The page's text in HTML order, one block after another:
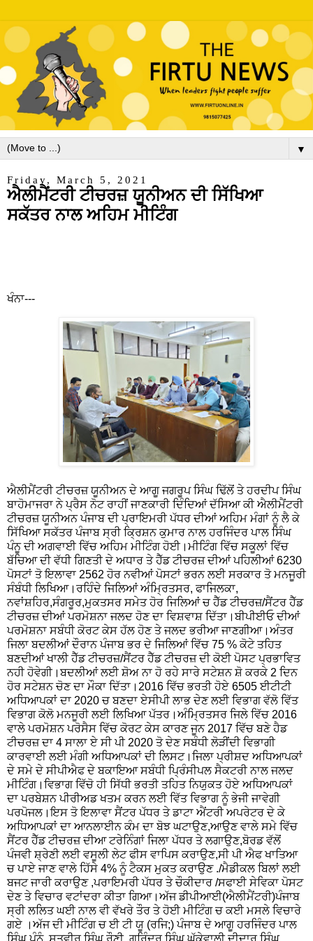
▼
Friday, March 5, 2021
ਐਲੀਮੈਂਟਰੀ ਟੀਚਰਜ਼ ਯੂਨੀਅਨ ਦੀ ਸਿੱਖਿਆ
ਸਕੱਤਰ ਨਾਲ ਅਹਿਮ ਮੀਟਿੰਗ
ਖੰਨਾ---
ਐਲੀਮੈਂਟਰੀ ਟੀਚਰਜ਼ ਯੂਨੀਅਨ ਦੇ ਆਗੂ ਜਗਰੂਪ ਸਿੰਘ ਢਿੱਲੋਂ ਤੇ ਹਰਦੀਪ ਸਿੰਘ
ਬਾਹੋਮਾਜਰਾ ਨੇ ਪ੍ਰੈਸ ਨੋਟ ਰਾਹੀਂ ਜਾਣਕਾਰੀ ਦਿੰਦਿਆਂ ਦੱਸਿਆ ਕੀ ਐਲੀਮੈਂਟਰੀ
ਟੀਚਰਜ਼ ਯੂਨੀਅਨ ਪੰਜਾਬ ਦੀ ਪ੍ਰਾਇਮਰੀ ਪੱਧਰ ਦੀਆਂ ਅਹਿਮ ਮੰਗਾਂ ਨੂੰ ਲੈ ਕੇ
ਸਿੱਖਿਆ ਸਕੱਤਰ ਪੰਜਾਬ ਸ੍ਰੀ ਕ੍ਰਿਸ਼ਨ ਕੁਮਾਰ ਨਾਲ ਹਰਜਿੰਦਰ ਪਾਲ ਸਿੰਘ
ਪੰਨੂ ਦੀ ਅਗਵਾਈ ਵਿੱਚ ਅਹਿਮ ਮੀਟਿੰਗ ਹੋਈ।ਮੀਟਿੰਗ ਵਿੱਚ ਸਕੂਲਾਂ ਵਿੱਚ
ਬੱਚਿਆ ਦੀ ਵੱਧੀ ਗਿਣਤੀ ਦੇ ਅਧਾਰ ਤੇ ਹੈੱਡ ਟੀਚਰਜ਼ ਦੀਆਂ ਪਹਿਲੀਆਂ 6230
ਪੋਸਟਾਂ ਤੋ ਇਲਾਵਾ 2562 ਹੋਰ ਨਵੀਆਂ ਪੋਸਟਾਂ ਭਰਨ ਲਈ ਸਰਕਾਰ ਤੋ ਮਨਜੂਰੀ
ਸੰਬੰਧੀ ਲਿਖਿਆ।ਰਹਿੰਦੇ ਜਿਲਿਆਂ ਅੰਮ੍ਰਿਤਸਰ, ਫਾਜਿਲਕਾ,
ਨਵਾਂਸ਼ਹਿਰ,ਸੰਗਰੂਰ,ਮੁਕਤਸਰ ਸਮੇਤ ਹੋਰ ਜਿਲਿਆਂ ਚ ਹੈੱਡ ਟੀਚਰਜ਼/ਸੈਂਟਰ ਹੈੱਡ
ਟੀਚਰਜ਼ ਦੀਆਂ ਪਰਮੋਸ਼ਨਾ ਜਲਦ ਹੋਣ ਦਾ ਵਿਸ਼ਵਾਸ਼ ਦਿੱਤਾ।ਬੀਪੀਈਓ ਦੀਆਂ
ਪਰਮੋਸ਼ਨਾ ਸਬੰਧੀ ਕੋਰਟ ਕੇਸ ਹੱਲ ਹੋਣ ਤੇ ਜਲਦ ਭਰੀਆ ਜਾਣਗੀਆ।ਅੰਤਰ
ਜਿਲਾ ਬਦਲੀਆਂ ਦੌਰਾਨ ਪੰਜਾਬ ਭਰ ਦੇ ਜਿਲਿਆਂ ਵਿੱਚ 75 % ਕੋਟੇ ਤਹਿਤ
ਬਣਦੀਆਂ ਖਾਲੀ ਹੈੱਡ ਟੀਚਰਜ਼/ਸੈਂਟਰ ਹੈੱਡ ਟੀਚਰਜ਼ ਦੀ ਕੋਈ ਪੋਸਟ ਪ੍ਰਭਾਵਿਤ
ਨਹੀ ਹੋਵੇਗੀ।ਬਦਲੀਆਂ ਲਈ ਸ਼ੋਅ ਨਾ ਹੋ ਰਹੇ ਸਾਰੇ ਸਟੇਸ਼ਨ ਸ਼ੋ ਕਰਕੇ 2 ਦਿਨ
ਹੋਰ ਸਟੇਸ਼ਨ ਚੋਣ ਦਾ ਮੌਕਾ ਦਿੱਤਾ।2016 ਵਿੱਚ ਭਰਤੀ ਹੋਏ 6505 ਈਟੀਟੀ
ਅਧਿਆਪਕਾਂ ਦਾ 2020 ਚ ਬਣਦਾ ਏਸੀਪੀ ਲਾਭ ਦੇਣ ਲਈ ਵਿਭਾਗ ਵੱਲੋ ਵਿੱਤ
ਵਿਭਾਗ ਕੋਲੋ ਮਨਜੂਰੀ ਲਈ ਲਿਖਿਆ ਪੱਤਰ।ਅੰਮ੍ਰਿਤਸਰ ਜਿਲੇ ਵਿੱਚ 2016
ਵਾਲੇ ਪਰਮੋਸ਼ਨ ਪਰੋਸੈਸ ਵਿੱਚ ਕੋਰਟ ਕੇਸ ਕਾਰਣ ਜੂਨ 2017 ਵਿੱਚ ਬਣੇ ਹੈਡ
ਟੀਚਰਜ਼ ਦਾ 4 ਸਾਲਾ ਏ ਸੀ ਪੀ 2020 ਤੋ ਦੇਣ ਸਬੰਧੀ ਲੋੜੀਂਦੀ ਵਿਭਾਗੀ
ਕਾਰਵਾਈ ਲਈ ਮੰਗੀ ਅਧਿਆਪਕਾਂ ਦੀ ਲਿਸਟ।ਜਿਲਾ ਪ੍ਰੀਸ਼ਦ ਅਧਿਆਪਕਾਂ
ਦੇ ਸਮੇ ਦੇ ਸੀਪੀਐਫ ਦੇ ਬਕਾਇਆ ਸਬੰਧੀ ਪ੍ਰਿੰਸੀਪਲ ਸੈਕਟਰੀ ਨਾਲ ਜਲਦ
ਮੀਟਿੰਗ।ਵਿਭਾਗ ਵਿੱਚੋ ਹੀ ਸਿੱਧੀ ਭਰਤੀ ਤਹਿਤ ਨਿਯੁਕਤ ਹੋਏ ਅਧਿਆਪਕਾਂ
ਦਾ ਪਰਬੇਸ਼ਨ ਪੀਰੀਅਡ ਖਤਮ ਕਰਨ ਲਈ ਵਿੱਤ ਵਿਭਾਗ ਨੂੰ ਭੇਜੀ ਜਾਵੇਗੀ
ਪਰਪੋਜਲ।ਇਸ ਤੋ ਇਲਾਵਾ ਸੈਂਟਰ ਪੱਧਰ ਤੇ ਡਾਟਾ ਐਂਟਰੀ ਅਪਰੇਟਰ ਦੇ ਕੇ
ਅਧਿਆਪਕਾਂ ਦਾ ਆਨਲਾਈਨ ਕੰਮ ਦਾ ਬੋਝ ਘਟਾਉਣ,ਆਉਣ ਵਾਲੇ ਸਮੇ ਵਿੱਚ
ਸੈਂਟਰ ਹੈੱਡ ਟੀਚਰਜ਼ ਦੀਆ ਟਰੇਨਿੰਗਾਂ ਜਿਲਾ ਪੱਧਰ ਤੇ ਲਗਾਉਣ,ਬੋਰਡ ਵੱਲੋਂ
ਪੰਜਵੀ ਸ਼੍ਰੇਣੀ ਲਈ ਵਸੂਲੀ ਲੇਟ ਫੀਸ ਵਾਪਿਸ ਕਰਾਉਣ,ਸੀ ਪੀ ਐਫ ਖਾਤਿਆ
ਚ ਪਾਏ ਜਾਣ ਵਾਲੇ ਹਿੱਸੇ 4% ਨੂੰ ਟੈਕਸ ਮੁਕਤ ਕਰਾਉਣ ./ਮੈਡੀਕਲ ਬਿਲਾਂ ਲਈ
ਬਜਟ ਜਾਰੀ ਕਰਾਉਣ ,ਪਰਾਇਮਰੀ ਪੱਧਰ ਤੇ ਚੌਕੀਦਾਰ /ਸਫਾਈ ਸੇਵਿਕਾ ਪੋਸਟ
ਦੇਣ ਤੇ ਵਿਚਾਰ ਵਟਾਂਦਰਾ ਕੀਤਾ ਗਿਆ।ਅੱਜ ਡੀਪੀਆਈ(ਐਲੀਮੈਂਟਰੀ)ਪੰਜਾਬ
ਸ੍ਰੀ ਲਲਿਤ ਘਈ ਨਾਲ ਵੀ ਵੱਖਰੇ ਤੌਰ ਤੇ ਹੋਈ ਮੀਟਿੰਗ ਚ ਕਈ ਮਸਲੇ ਵਿਚਾਰੇ
ਗਏ ।ਅੱਜ ਦੀ ਮੀਟਿੰਗ ਚ ਈ ਟੀ ਯੂ (ਰਜਿ;) ਪੰਜਾਬ ਦੇ ਆਗੂ ਹਰਜਿੰਦਰ ਪਾਲ
ਸਿੰਘ ਪੰਨੂੰ, ਸਤਵੀਰ ਸਿੰਘ ਰੌਣੀ, ਗੁਰਿੰਦਰ ਸਿੰਘ ਘੁੱਕੇਵਾਲੀ ਦੀਦਾਰ ਸਿੰਘ